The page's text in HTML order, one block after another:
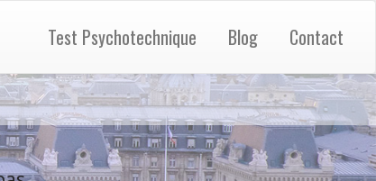
Test Psychotechnique Blog Contact